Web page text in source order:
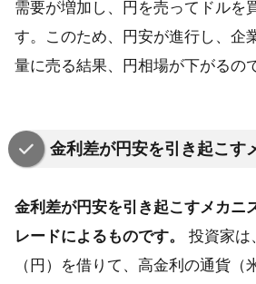
需要が増加し、円を売ってドルを
す。このため、円安が進行し、企
量に売る結果、円相場が下がるの
金利差が円安を引き起こす
金利差が円安を引き起こすメカニ
レードによるものです。
投資家は
（円）を借りて、高金利の通貨（